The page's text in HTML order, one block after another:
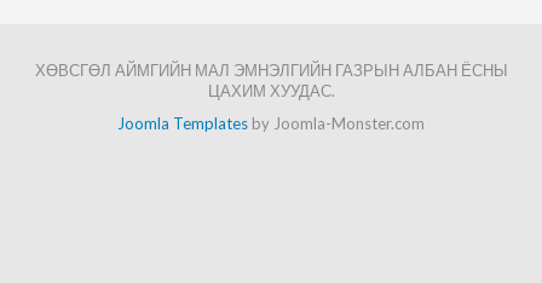
ХӨВСГӨЛ АЙМГИЙН МАЛ ЭМНЭЛГИЙН ГАЗРЫН АЛБАН ЁСНЫ
ЦАХИМ ХУУДАС.
Joomla Templates by Joomla-Monster.com